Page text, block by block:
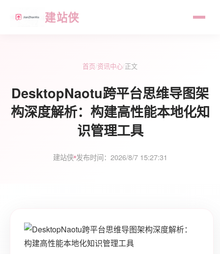
建站侠
首页/资讯中心/正文
DesktopNaotu跨平台思维导图架
构深度解析：构建高性能本地化知
识管理工具
建站侠 发布时间：2026/8/7 15:27:31